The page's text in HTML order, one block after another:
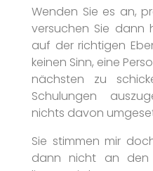
Wenden Sie es an,
versuchen Sie dann
auf der richtigen
keinen Sinn, eine
nächsten zu
Schulungen
nichts davon
Sie stimmen mir
dann nicht an den